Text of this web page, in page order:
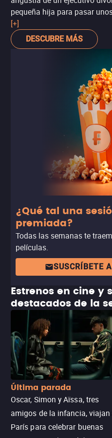
pequeña hija para pasar
ciudad. Acontece que un
a contagio extremo:
zombies. El ritmo alucinante,
[+]
DESCUBRE MÁS
¿Qué tal una
premiada?
Todas las semanas te
películas.
SUSCRÍBETE
Estrenos en cine y
destacados de la
Última parada
Oscar, Simon y Aïssa, tres
amigos de la infancia, viajan
París para celebrar buenas